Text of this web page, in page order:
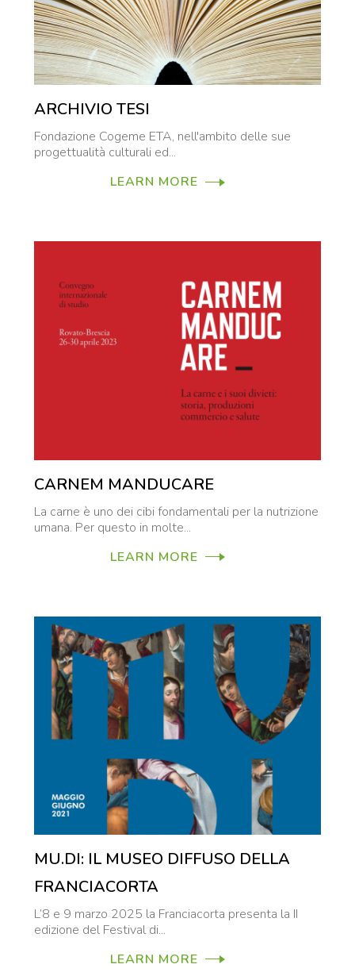
ARCHIVIO TESI
Fondazione Cogeme ETA, nell'ambito delle sue
progettualità culturali ed...
LEARN MORE
CARNEM MANDUCARE
La carne è uno dei cibi fondamentali per la nutrizione
umana. Per questo in molte...
LEARN MORE
MU.DI: IL MUSEO DIFFUSO DELLA
FRANCIACORTA
L’8 e 9 marzo 2025 la Franciacorta presenta la II
edizione del Festival di...
LEARN MORE